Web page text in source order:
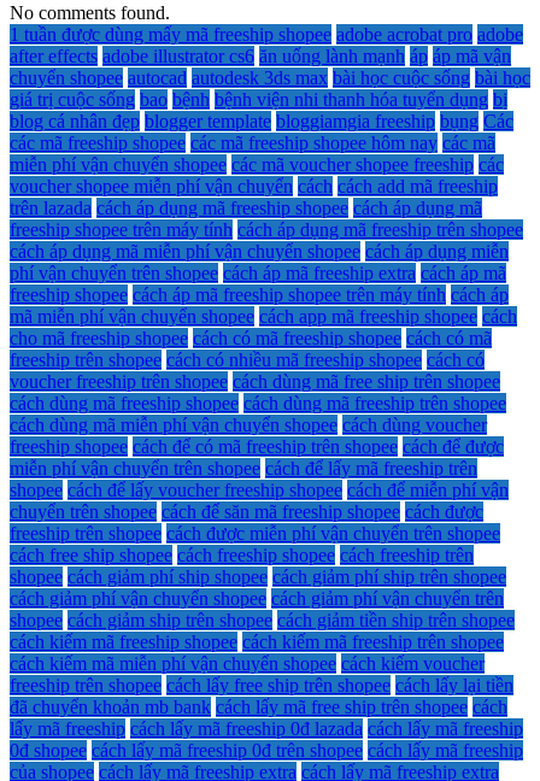
No comments found.
1 tuần được dùng mấy mã freeship shopee adobe acrobat pro adobe
after effects adobe illustrator cs6 ăn uống lành mạnh áp áp mã vận
chuyển shopee autocad autodesk 3ds max bài học cuộc sống bài học
giá trị cuộc sống bao bệnh bệnh viện nhi thanh hóa tuyển dụng bị
blog cá nhân đẹp blogger template bloggiamgia freeship bụng Các
các mã freeship shopee các mã freeship shopee hôm nay các mã
miễn phí vận chuyển shopee các mã voucher shopee freeship các
voucher shopee miễn phí vận chuyển cách cách add mã freeship
trên lazada cách áp dụng mã freeship shopee cách áp dụng mã
freeship shopee trên máy tính cách áp dụng mã freeship trên shopee
cách áp dụng mã miễn phí vận chuyển shopee cách áp dụng miễn
phí vận chuyển trên shopee cách áp mã freeship extra cách áp mã
freeship shopee cách áp mã freeship shopee trên máy tính cách áp
mã miễn phí vận chuyển shopee cách app mã freeship shopee cách
cho mã freeship shopee cách có mã freeship shopee cách có mã
freeship trên shopee cách có nhiều mã freeship shopee cách có
voucher freeship trên shopee cách dùng mã free ship trên shopee
cách dùng mã freeship shopee cách dùng mã freeship trên shopee
cách dùng mã miễn phí vận chuyển shopee cách dùng voucher
freeship shopee cách để có mã freeship trên shopee cách để được
miễn phí vận chuyển trên shopee cách để lấy mã freeship trên
shopee cách để lấy voucher freeship shopee cách để miễn phí vận
chuyển trên shopee cách để săn mã freeship shopee cách được
freeship trên shopee cách được miễn phí vận chuyển trên shopee
cách free ship shopee cách freeship shopee cách freeship trên
shopee cách giảm phí ship shopee cách giảm phí ship trên shopee
cách giảm phí vận chuyển shopee cách giảm phí vận chuyển trên
shopee cách giảm ship trên shopee cách giảm tiền ship trên shopee
cách kiếm mã freeship shopee cách kiếm mã freeship trên shopee
cách kiếm mã miễn phí vận chuyển shopee cách kiếm voucher
freeship trên shopee cách lấy free ship trên shopee cách lấy lại tiền
đã chuyển khoản mb bank cách lấy mã free ship trên shopee cách
lấy mã freeship cách lấy mã freeship 0đ lazada cách lấy mã freeship
0đ shopee cách lấy mã freeship 0đ trên shopee cách lấy mã freeship
của shopee cách lấy mã freeship extra cách lấy mã freeship extra